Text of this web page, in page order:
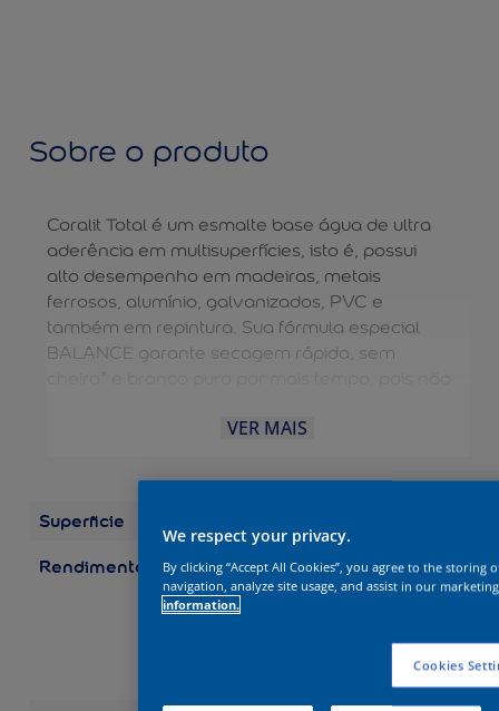
Sobre o produto
Coralit Total é um esmalte base água de ultra
aderência em multisuperfícies, isto é, possui
alto desempenho em madeiras, metais
ferrosos, alumínio, galvanizados, PVC e
também em repintura. Sua fórmula especial
BALANCE garante secagem rápida, sem
diluição e limpeza das ferramentas são feitas
tornando o processo mais fácil. É uma solução
INTERNA. Possui durabilidade de 10 anos.
VER MAIS
Superficie
Rendimento
Embalagens/Rendimento
(por demão) Galão 3,6 L:
até 19 m2 Quarto 0,8 L:
We respect your privacy.
By clicking “Accept All Cookies”, you agree to the
navigation, analyze site usage, and assist in our
information.
Cookies